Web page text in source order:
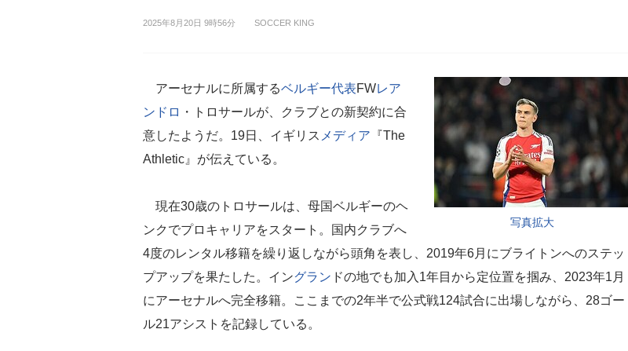
2025年8月20日 9時56分 SOCCER KING
写真拡大
アーセナルに所属するベルギー代表FWレア
ンドロ ・トロサールが、クラブとの新契約に合
意したようだ。19日、イギリス メディア 『The
Athletic』が伝えている。
現在30歳のトロサールは、母国ベルギーのヘ
ンクでプロキャリアをスタート。国内クラブへ
4度のレンタル移籍を繰り返しながら頭角を表し、2019年6月にブライトンへのステッ
プアップを果たした。イングラン ドの地でも加入1年目から定位置を掴み、2023年1月
にアーセナルへ完全移籍。ここまでの2年半で公式戦124試合に出場しながら、28ゴー
ル21アシストを記録している。